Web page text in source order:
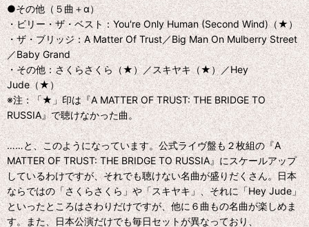
●その他（５曲＋α）
・ビリー・ザ・ベスト：You're Only Human (Second Wind)（★）
・ザ・ブリッジ：A Matter Of Trust／Big Man On Mulberry Street
／Baby Grand
・その他：さくらさくら（★）／スキヤキ（★）／Hey
Jude（★）
※注：「★」印は『A MATTER OF TRUST: THE BRIDGE TO
RUSSIA』で聴けなかった曲。
……と、このようになっています。公式ライヴ盤も２枚組の『A
MATTER OF TRUST: THE BRIDGE TO RUSSIA』にスケールアップ
しているわけですが、それでも聴けない名曲が盛りだくさん。日本
ならではの「さくらさくら」や「スキヤキ」、それに「Hey Jude」
といったところはさわりだけですが、他に６曲もの名曲が楽しめま
す。また、日本公演だけでも毎日セットが異なっており、